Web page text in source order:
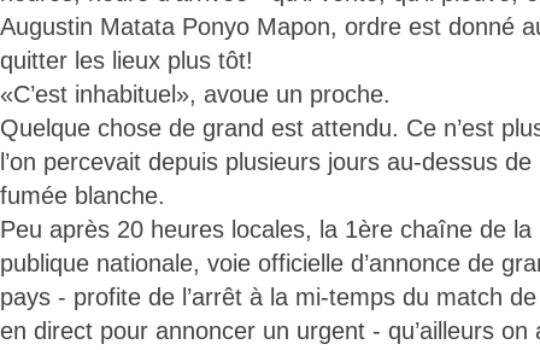
Augustin Matata Ponyo Mapon, ordre est donné
quitter les lieux plus tôt!
«C’est inhabituel», avoue un proche.
Quelque chose de grand est attendu. Ce n’est
l’on percevait depuis plusieurs jours au-dessus de
fumée blanche.
Peu après 20 heures locales, la 1ère chaîne de
publique nationale, voie officielle d’annonce de
pays - profite de l’arrêt à la mi-temps du match
en direct pour annoncer un urgent - qu’ailleurs on